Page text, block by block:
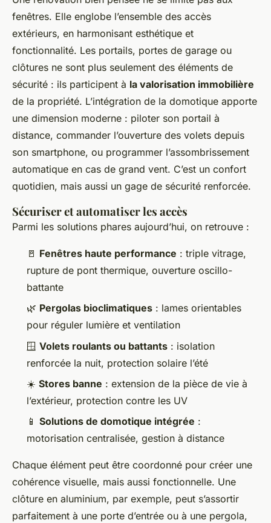
fenêtres. Elle englobe l’ensemble des accès
extérieurs, en harmonisant esthétique et
fonctionnalité. Les portails, portes de garage ou
clôtures ne sont plus seulement des éléments de
sécurité : ils participent à la valorisation immobilière
de la propriété. L’intégration de la domotique apporte
une dimension moderne : piloter son portail à
distance, commander l’ouverture des volets depuis
son smartphone, ou programmer l’assombrissement
automatique en cas de grand vent. C’est un confort
quotidien, mais aussi un gage de sécurité renforcée.
Sécuriser et automatiser les accès
Parmi les solutions phares aujourd’hui, on retrouve :
🚪 Fenêtres haute performance : triple vitrage,
rupture de pont thermique, ouverture oscillo-
battante
🌿 Pergolas bioclimatiques : lames orientables
pour réguler lumière et ventilation
🪟 Volets roulants ou battants : isolation
renforcée la nuit, protection solaire l’été
☀️ Stores banne : extension de la pièce de vie à
l’extérieur, protection contre les UV
📱 Solutions de domotique intégrée :
motorisation centralisée, gestion à distance
Chaque élément peut être coordonné pour créer une
cohérence visuelle, mais aussi fonctionnelle. Une
clôture en aluminium, par exemple, peut s’assortir
parfaitement à une porte d’entrée ou à une pergola,